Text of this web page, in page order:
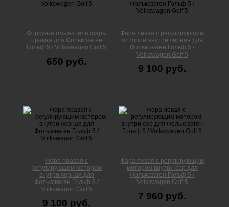
Форсунка омывателя фары
правая для Фольксваген
Гольф 5 / Volkswagen Golf 5
650 руб.
Фара левая с регулирующим
мотором внутри черная для
Фольксваген Гольф 5 /
Volkswagen Golf 5
9 100 руб.
Фара правая с
регулирующим мотором
внутри черная для
Фольксваген Гольф 5 /
Volkswagen Golf 5
9 100 руб.
Фара левая с регулирующим
мотором внутри сер для
Фольксваген Гольф 5 /
Volkswagen Golf 5
7 960 руб.